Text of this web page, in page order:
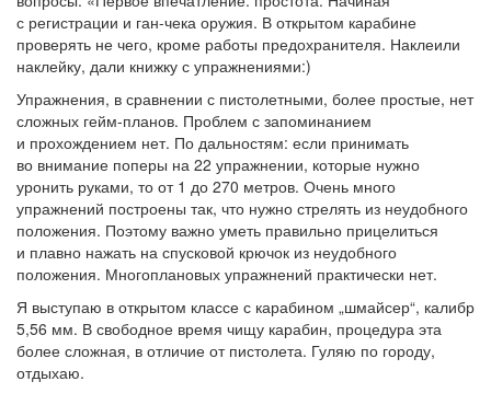
с регистрации и ган-чека оружия. В открытом карабине
проверять не чего, кроме работы предохранителя. Наклеили
наклейку, дали книжку с упражнениями:)
Упражнения, в сравнении с пистолетными, более простые, нет
сложных гейм-планов. Проблем с запоминанием
и прохождением нет. По дальностям: если принимать
во внимание поперы на 22 упражнении, которые нужно
уронить руками, то от 1 до 270 метров. Очень много
упражнений построены так, что нужно стрелять из неудобного
положения. Поэтому важно уметь правильно прицелиться
и плавно нажать на спусковой крючок из неудобного
положения. Многоплановых упражнений практически нет.
Я выступаю в открытом классе с карабином „шмайсер“, калибр
5,56 мм. В свободное время чищу карабин, процедура эта
более сложная, в отличие от пистолета. Гуляю по городу,
отдыхаю.